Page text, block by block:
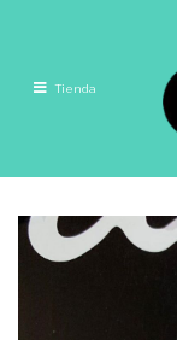
Tienda